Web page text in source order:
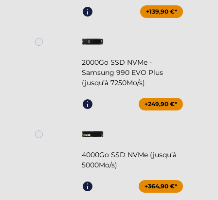
+139,90 €*
2000Go SSD NVMe -
Samsung 990 EVO Plus
(jusqu’à 7250Mo/s)
+249,90 €*
4000Go SSD NVMe (jusqu’à
5000Mo/s)
+364,90 €*